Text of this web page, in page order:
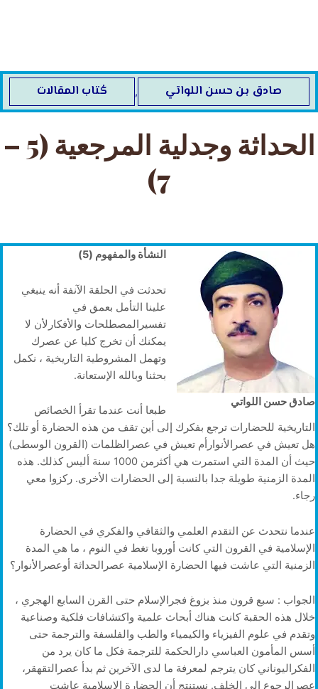
صادق بن حسن اللواتي , كُتاب المقالات
الحداثة وجدلية المرجعية (5 –
7)
صادق حسن اللواتي
النشأة والمفهوم (5)
تحدثت في الحلقة الآنفة أنه ينبغي
علينا التأمل بعمق في
تفسيرالمصطلحات والأفكارلأن لا
يمكنك أن تخرج كليا عن عصرك
وتهمل المشروطية التاريخية ، نكمل
بحثنا وبالله الإستعانة.
طبعا أنت عندما تقرأ الخصائص
التاريخية للحضارات ترجع بفكرك إلى أين تقف من هذه الحضارة أو تلك؟
هل تعيش في عصرالأنوارأم تعيش في عصرالظلمات (القرون الوسطى)
حيث أن المدة التي استمرت هي أكثرمن 1000 سنة أليس كذلك. هذه
المدة الزمنية طويلة جدا بالنسبة إلى الحضارات الأخرى. ركزوا معي
رجاء.
عندما نتحدث عن التقدم العلمي والثقافي والفكري في الحضارة
الإسلامية في القرون التي كانت أوروبا تغط في النوم ، ما هي المدة
الزمنية التي عاشت فيها الحضارة الإسلامية عصرالحداثة أوعصرالأنوار؟
الجواب : سبع قرون منذ بزوغ فجرالإسلام حتى القرن السابع الهجري ،
خلال هذه الحقبة كانت هناك أبحاث علمية واكتشافات فلكية وصناعية
وتقدم في علوم الفيزياء والكيمياء والطب والفلسفة والترجمة حتى
أسس المأمون العباسي دارالحكمة للترجمة فكل ما كان يرد من
الفكراليوناني كان يترجم لمعرفة ما لدى الآخرين ثم بدأ عصرالتقهقر،
عصرالرجوع إلى الخلف. نستنتج أن الحضارة الإسلامية عاشت